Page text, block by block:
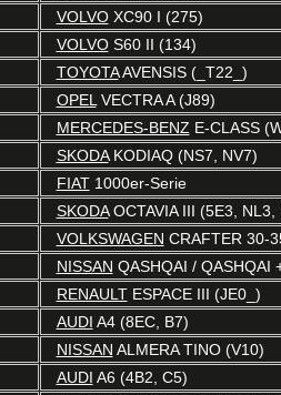
VOLVOXC90 I (275)
VOLVOS60 II (134)
TOYOTAAVENSIS (_T22_)
OPELVECTRA A (J89)
MERCEDES-BENZE-CLASS
SKODAKODIAQ (NS7, NV7)
FIAT1000er-Serie
SKODAOCTAVIA III (5E3, NL3,
VOLKSWAGEN CRAFTER 30-
NISSAN QASHQAI / QASHQAI
RENAULTESPACE III (JE0_)
AUDI A4 (8EC, B7)
NISSAN ALMERA TINO (V10)
AUDI A6 (4B2, C5)